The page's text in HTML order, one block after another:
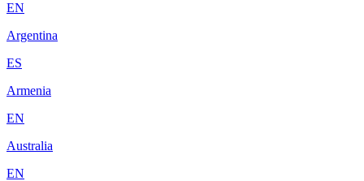
EN
Argentina
ES
Armenia
EN
Australia
EN